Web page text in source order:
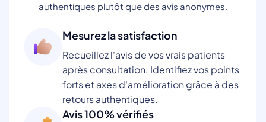
authentiques plutôt que des avis anonymes.
Mesurez la satisfaction
Recueillez l'avis de vos vrais patients
après consultation. Identifiez vos points
forts et axes d'amélioration grâce à des
retours authentiques.
Avis 100% vérifiés